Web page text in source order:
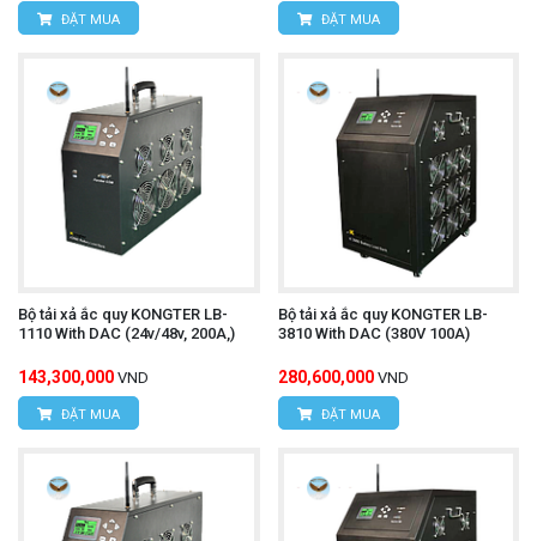
ĐẶT MUA ĐẶT MUA
Bộ tải xả ắc quy KONGTER LB-
1110 With DAC (24v/48v, 200A,)
143,300,000 VND
ĐẶT MUA
Bộ tải xả ắc quy KONGTER LB-
3810 With DAC (380V 100A)
280,600,000 VND
ĐẶT MUA